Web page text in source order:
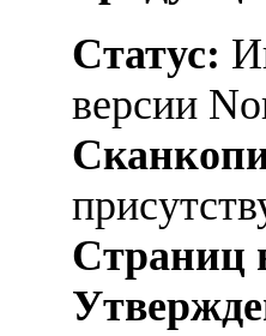
Статус:
версии
Страниц